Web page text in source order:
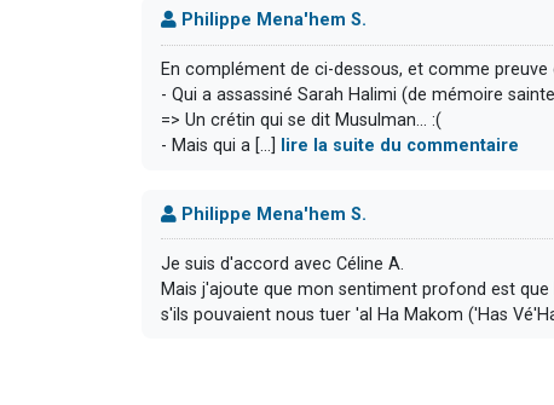
Philippe Mena'hem S.
En complément de ci-dessous, et comme
- Qui a assassiné Sarah Halimi (de mémoire
=> Un crétin qui se dit Musulman... :(
- Mais qui a [...] lire la suite du commentaire
Philippe Mena'hem S.
Je suis d'accord avec Céline A.
Mais j'ajoute que mon sentiment profond est
s'ils pouvaient nous tuer 'al Ha Makom ('Has